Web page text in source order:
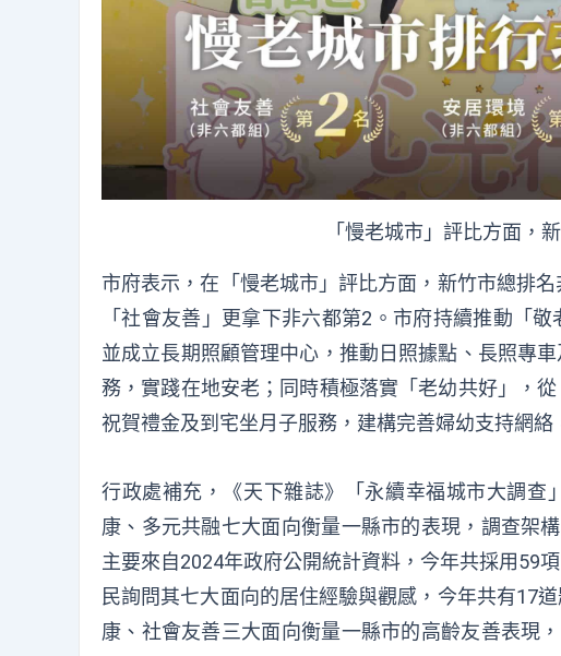
「慢老城市」評比方面，
市府表示，在「慢老城市」評比方面，新竹市總排
「社會友善」更拿下非六都第2。市府持續推動「
並成立長期照顧管理中心，推動日照據點、長照專
務，實踐在地安老；同時積極落實「老幼共好」，
祝賀禮金及到宅坐月子服務，建構完善婦幼支持網絡
行政處補充，《天下雜誌》「永續幸福城市大調
康、多元共融七大面向衡量一縣市的表現，調查架
主要來自2024年政府公開統計資料，今年共採用59
民詢問其七大面向的居住經驗與觀感，今年共有17
康、社會友善三大面向衡量一縣市的高齡友善表現